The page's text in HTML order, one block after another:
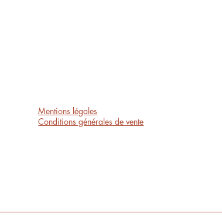
Mentions légales
Conditions générales de vente